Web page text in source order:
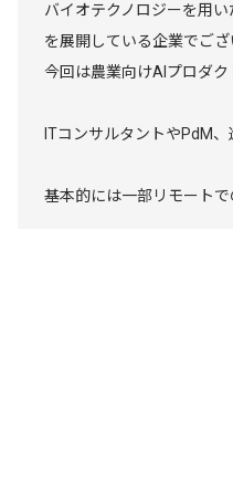
バイオテクノロジーを用
を展開している企業でござ
今回は農業向けAIプロダ
ITコンサルタントやPdM
基本的には一部リモートで